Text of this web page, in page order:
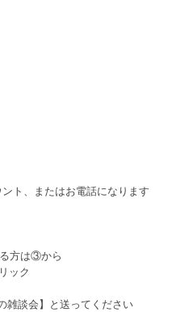
ト、またはお電話になります
方は③から
ック
雑談会】と送ってください